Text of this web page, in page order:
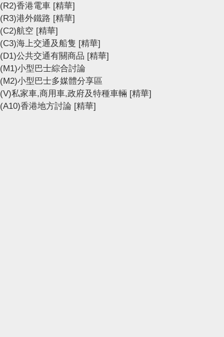
(R2)香港電車 [精華]
(R3)港外鐵路 [精華]
(C2)航空 [精華]
(C3)海上交通及船隻 [精華]
(D1)公共交通有關商品 [精華]
(M1)小型巴士綜合討論
(M2)小型巴士多媒體分享區
(V)私家車,商用車,政府及特種車輛 [精華]
(A10)香港地方討論 [精華]